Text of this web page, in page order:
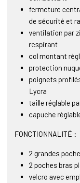
fermeture
de sécurité et
ventilation par
respirant
col montant
protection
poignets
Lycra
taille réglable
capuche
FONCTIONNALITÉ :
2 grandes
2 poches bras
velcro avec